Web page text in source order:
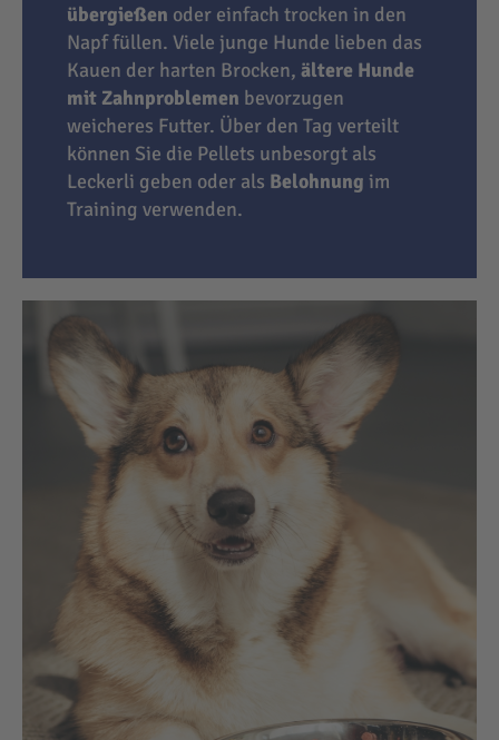
übergießen oder einfach trocken in den
Napf füllen. Viele junge Hunde lieben das
Kauen der harten Brocken, ältere Hunde
mit Zahnproblemen bevorzugen
weicheres Futter. Über den Tag verteilt
können Sie die Pellets unbesorgt als
Leckerli geben oder als Belohnung im
Training verwenden.